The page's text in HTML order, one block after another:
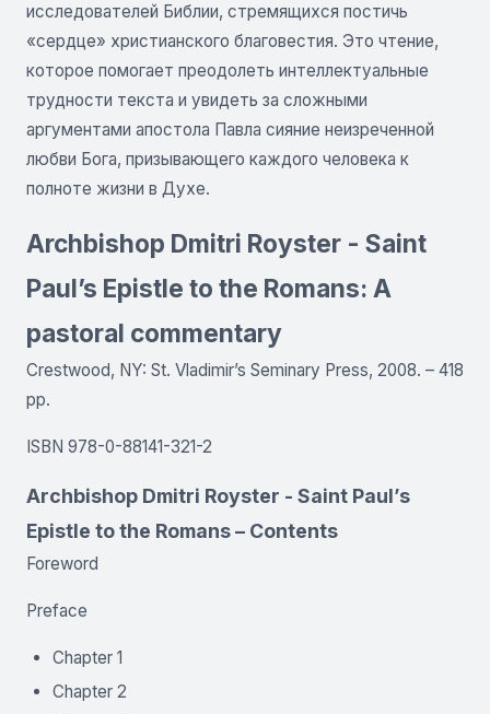
исследователей Библии, стремящихся постичь
«сердце» христианского благовестия. Это чтение,
которое помогает преодолеть интеллектуальные
трудности текста и увидеть за сложными
аргументами апостола Павла сияние неизреченной
любви Бога, призывающего каждого человека к
полноте жизни в Духе.
Archbishop Dmitri Royster - Saint
Paul’s Epistle to the Romans: A
pastoral commentary
Crestwood, NY: St. Vladimir’s Seminary Press, 2008. – 418
pp.
ISBN 978-0-88141-321-2
Archbishop Dmitri Royster - Saint Paul’s
Epistle to the Romans – Contents
Foreword
Preface
Chapter 1
Chapter 2